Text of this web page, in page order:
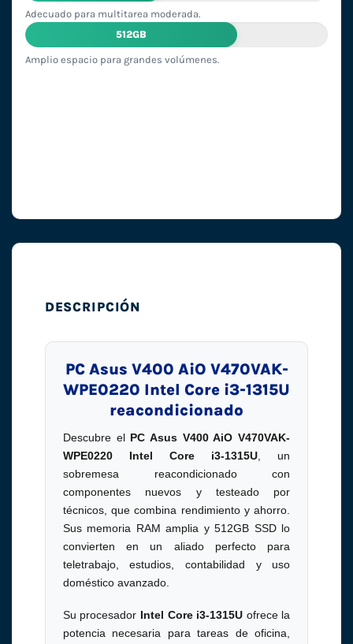
Adecuado para multitarea moderada.
512GB
Amplio espacio para grandes volúmenes.
DESCRIPCIÓN
PC Asus V400 AiO V470VAK-
WPE0220 Intel Core i3-1315U
reacondicionado
Descubre el PC Asus V400 AiO V470VAK-
WPE0220 Intel Core i3-1315U , un
sobremesa reacondicionado con
componentes nuevos y testeado por
técnicos, que combina rendimiento y ahorro.
Sus memoria RAM amplia y 512GB SSD lo
convierten en un aliado perfecto para
teletrabajo, estudios, contabilidad y uso
doméstico avanzado.
Su procesador Intel Core i3-1315U ofrece la
potencia necesaria para tareas de oficina,